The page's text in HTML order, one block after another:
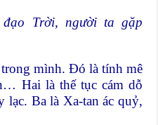
đạo Trời, người ta gặp
mình. Đó là tính mê
Hai là thế tục cám dỗ
lạc. Ba là Xa-tan ác quỷ,